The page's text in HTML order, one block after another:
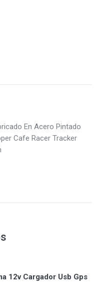
En Acero Pintado
Cafe Racer Tracker
12v Cargador Usb Gps